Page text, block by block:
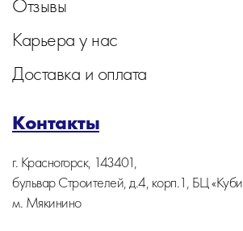
Отзывы
Карьера у нас
Доставка и оплата
Контакты
г. Красногорск, 143401,
бульвар Строителей, д.4, корп.1, БЦ
м. Мякинино